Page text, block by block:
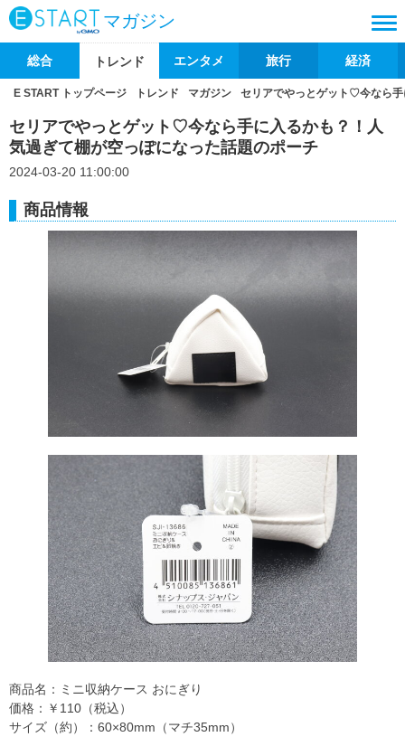
マガジン
総合 トレンド エンタメ 旅行 経済
E START トップページ トレンド マガジン セリアでやっとゲット♡今なら
セリアでやっとゲット♡今なら手に入るかも？！人
気過ぎて棚が空っぽになった話題のポーチ
2024-03-20 11:00:00
商品情報
商品名：ミニ収納ケース おにぎり
価格：￥110（税込）
サイズ（約）：60×80mm（マチ35mm）